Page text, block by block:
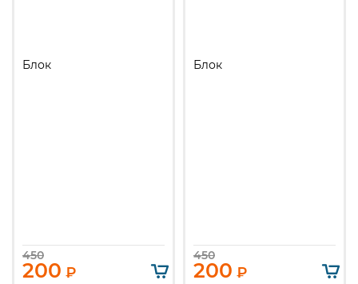
Блок
450
200 ₽
Блок
450
200 ₽